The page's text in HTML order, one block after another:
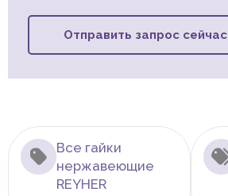
Отправить запрос сейчас
Все гайки
нержавеющие
REYHER